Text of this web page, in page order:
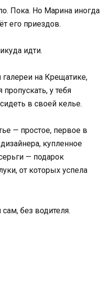
Пока. Но Марина иногда
его приездов.
идти.
на Крещатике,
у тебя
в своей келье.
— простое, первое в
купленное
— подарок
от которых успела
без водителя.